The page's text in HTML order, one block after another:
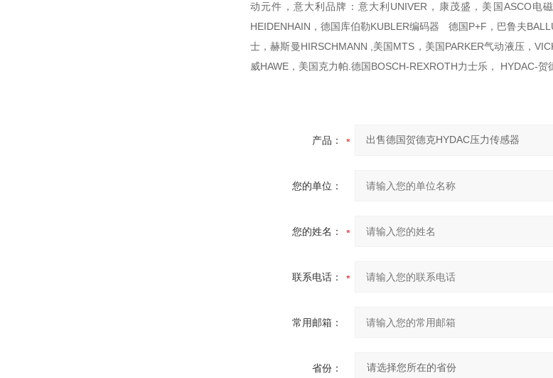
动元件，意大利品牌：意大利UNIVER，康茂盛，美国ASCO电
HEIDENHAIN，德国库伯勒KUBLER编码器 德国P+F，巴鲁夫
士，赫斯曼HIRSCHMANN ,美国MTS，美国PARKER气动液压，
威HAWE，美国克力帕.德国BOSCH-REXROTH力士乐， HYDAC-贺
产品：
您的单位：
您的姓名：
联系电话：
常用邮箱：
省份：